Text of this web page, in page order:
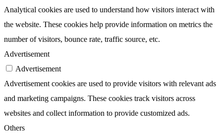
Analytical cookies are used to understand how visitors interact with
the website. These cookies help provide information on metrics the
number of visitors, bounce rate, traffic source, etc.
Advertisement
Advertisement
Advertisement cookies are used to provide visitors with relevant ads
and marketing campaigns. These cookies track visitors across
websites and collect information to provide customized ads.
Others